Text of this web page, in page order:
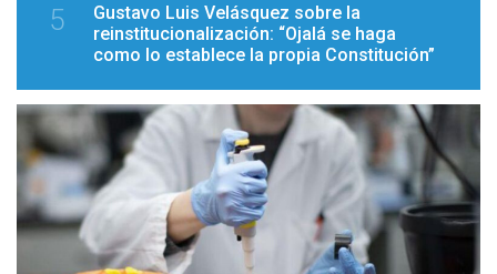
5
Gustavo Luis Velásquez sobre la
reinstitucionalización: “Ojalá se haga
como lo establece la propia Constitución”